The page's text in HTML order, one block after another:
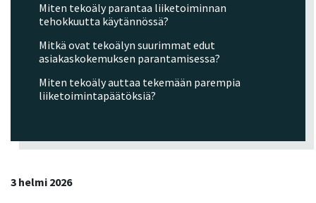
3 helmi 2026
Miten tekoäly parantaa liiketoiminnan
tehokkuutta käytännössä?
Mitkä ovat tekoälyn suurimmat edut
asiakaskokemuksen parantamisessa?
Miten tekoäly auttaa tekemään parempia
liiketoimintapäätöksiä?